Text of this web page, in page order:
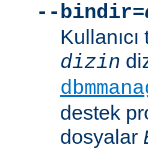
--bindir=
dizin
destek
dosyalar